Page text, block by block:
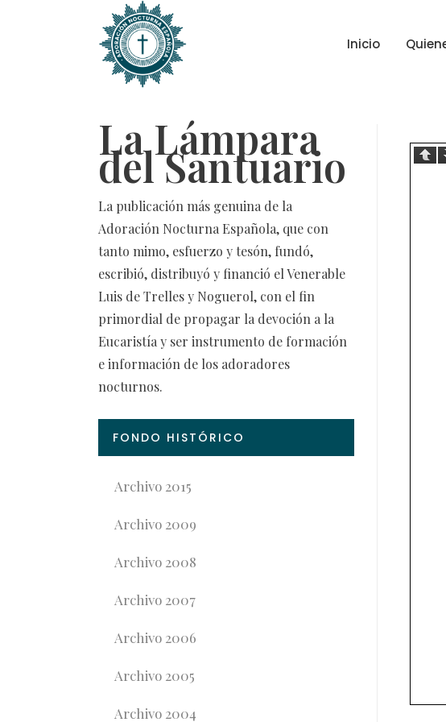
Inicio
La Lámpara
del Santuario
La publicación más genuina de la
Adoración Nocturna Española, que con
tanto mimo, esfuerzo y tesón, fundó,
escribió, distribuyó y financió el Venerable
Luis de Trelles y Noguerol, con el fin
primordial de propagar la devoción a la
Eucaristía y ser instrumento de formación
e información de los adoradores
nocturnos.
FONDO HISTÓRICO
Archivo 2015
Archivo 2009
Archivo 2008
Archivo 2007
Archivo 2006
Archivo 2005
Archivo 2004